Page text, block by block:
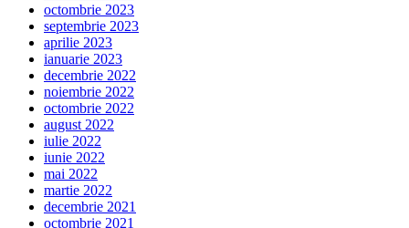
octombrie 2023
septembrie 2023
aprilie 2023
ianuarie 2023
decembrie 2022
noiembrie 2022
octombrie 2022
august 2022
iulie 2022
iunie 2022
mai 2022
martie 2022
decembrie 2021
octombrie 2021